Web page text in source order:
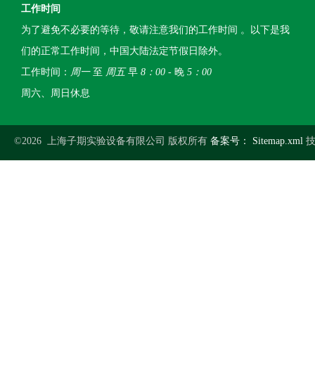
工作时间
为了避免不必要的等待，敬请注意我们的工作时间 。以下是我
们的正常工作时间，中国大陆法定节假日除外。
工作时间： 周一至 周五早 8：00 - 晚 5：00
周六、周日休息
©2026 上海子期实验设备有限公司 版权所有 备案号： Sitemap.xml